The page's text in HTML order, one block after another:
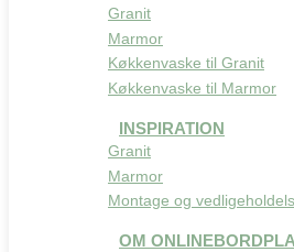
Granit
Marmor
Køkkenvaske til Granit
Køkkenvaske til Marmor
INSPIRATION
Granit
Marmor
Montage og
OM